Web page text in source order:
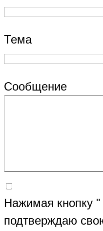
Тема
Сообщение
Нажимая кнопку
подтверждаю